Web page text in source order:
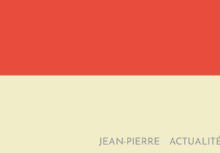
JEAN-PIERRE /